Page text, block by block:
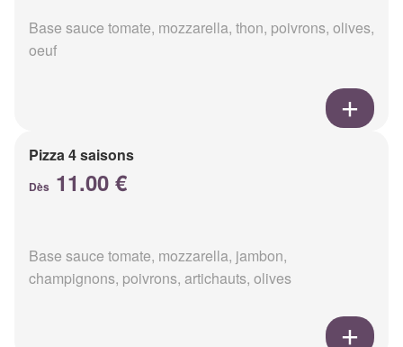
Base sauce tomate, mozzarella, thon, poivrons, olives,
oeuf
Pizza 4 saisons
Dès 11.00 €
Base sauce tomate, mozzarella, jambon,
champignons, poivrons, artichauts, olives